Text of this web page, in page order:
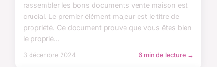
rassembler les bons documents vente maison est
crucial. Le premier élément majeur est le titre de
propriété. Ce document prouve que vous êtes bien
le proprié...
3 décembre 2024 6 min de lecture →